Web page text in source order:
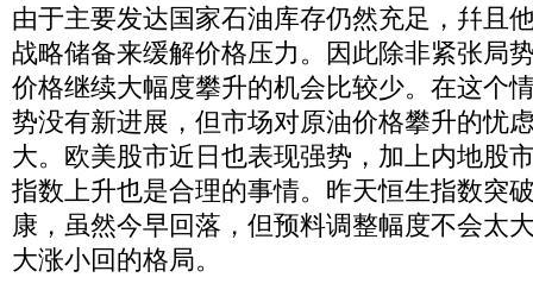
由于主要发达国家石油库存仍然充足，幷且
战略储备来缓解价格压力。因此除非紧张局
价格继续大幅度攀升的机会比较少。在这个
势没有新进展，但市场对原油价格攀升的忧
大。欧美股市近日也表现强势，加上内地股
指数上升也是合理的事情。昨天恒生指数突
康，虽然今早回落，但预料调整幅度不会太
大涨小回的格局。